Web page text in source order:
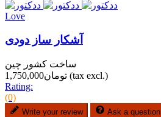
Love
آشکار ساز دودی
ساخت کشور چین
تومان1,750,000 (tax excl.)
Rating:
(0)
Write your review Ask a question